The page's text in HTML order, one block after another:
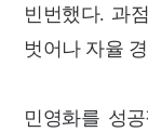
빈번했다. 과
벗어나 자율
민영화를 성